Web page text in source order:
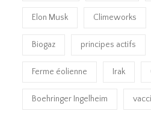
Elon Musk Climeworks
Biogaz principes actifs
Ferme éolienne Irak
Boehringer Ingelheim